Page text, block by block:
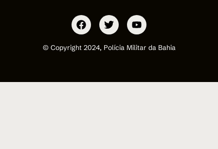
© Copyright 2024, Polícia Militar da Bahia